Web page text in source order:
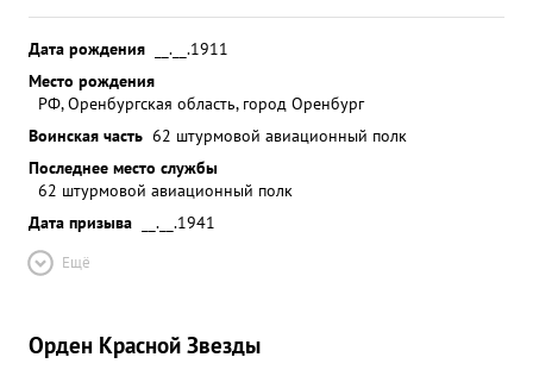
Дата рождения
__.__.1911
Место рождения
РФ, Оренбургская область, город Оренбург
Воинская часть 62 штурмовой авиационный полк
Последнее место службы
62 штурмовой авиационный полк
Дата призыва
__.__.1941
Ещё
Орден Красной Звезды